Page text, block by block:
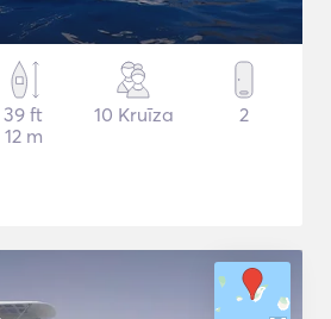
39 ft
12 m
10 Kruīza 2